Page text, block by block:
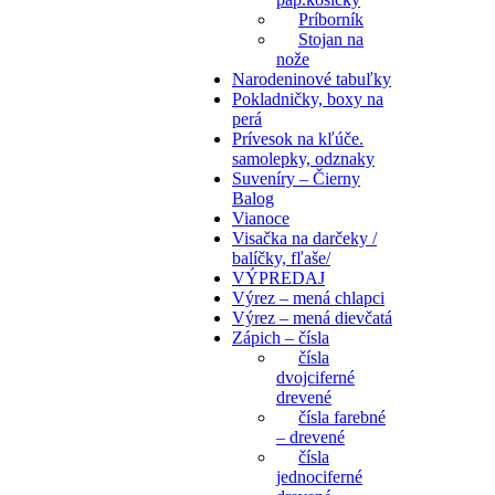
Príborník
Stojan na
nože
Narodeninové tabuľky
Pokladničky, boxy na
perá
Prívesok na kľúče.
samolepky, odznaky
Suveníry – Čierny
Balog
Vianoce
Visačka na darčeky /
balíčky, fľaše/
VÝPREDAJ
Výrez – mená chlapci
Výrez – mená dievčatá
Zápich – čísla
čísla
dvojciferné
drevené
čísla farebné
– drevené
čísla
jednociferné